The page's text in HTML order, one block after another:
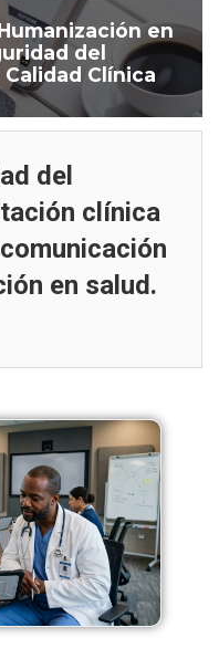
en
del
Clínica
del
clínica
en salud.